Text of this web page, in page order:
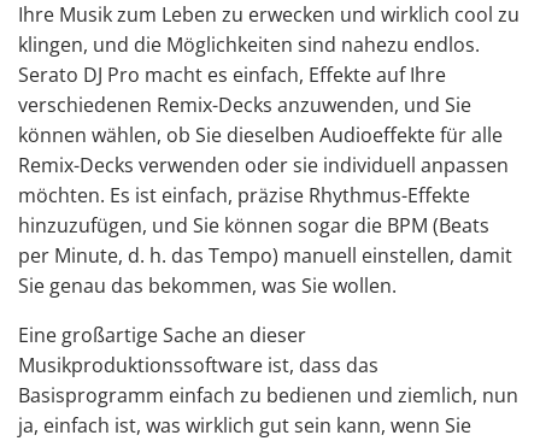
Ihre Musik zum Leben zu erwecken und wirklich cool zu
klingen, und die Möglichkeiten sind nahezu endlos.
Serato DJ Pro macht es einfach, Effekte auf Ihre
verschiedenen Remix-Decks anzuwenden, und Sie
können wählen, ob Sie dieselben Audioeffekte für alle
Remix-Decks verwenden oder sie individuell anpassen
möchten. Es ist einfach, präzise Rhythmus-Effekte
hinzuzufügen, und Sie können sogar die BPM (Beats
per Minute, d. h. das Tempo) manuell einstellen, damit
Sie genau das bekommen, was Sie wollen.
Eine großartige Sache an dieser
Musikproduktionssoftware ist, dass das
Basisprogramm einfach zu bedienen und ziemlich, nun
ja, einfach ist, was wirklich gut sein kann, wenn Sie